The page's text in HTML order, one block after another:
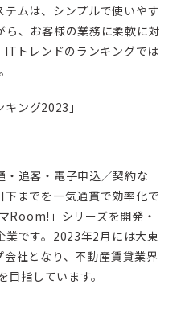
テムは、シンプルで使いやす
ら、お客様の業務に柔軟に対
ITトレンドのランキングでは
ング2023」
追客・電子申込／契約な
下までを一気通貫で効率化で
Room!」シリーズを開発・
業です。2023年2月には大東
社となり、不動産賃貸業界
指しています。